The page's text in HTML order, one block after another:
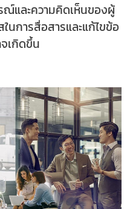
ณ์และความคิดเห็นของผู้
นการสื่อสารและแก้ไขข้อ
เกิดขึ้น